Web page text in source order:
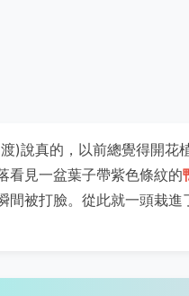
)說真的，以前總覺得開花
看見一盆葉子帶紫色條紋的
間被打臉。從此就一頭栽進